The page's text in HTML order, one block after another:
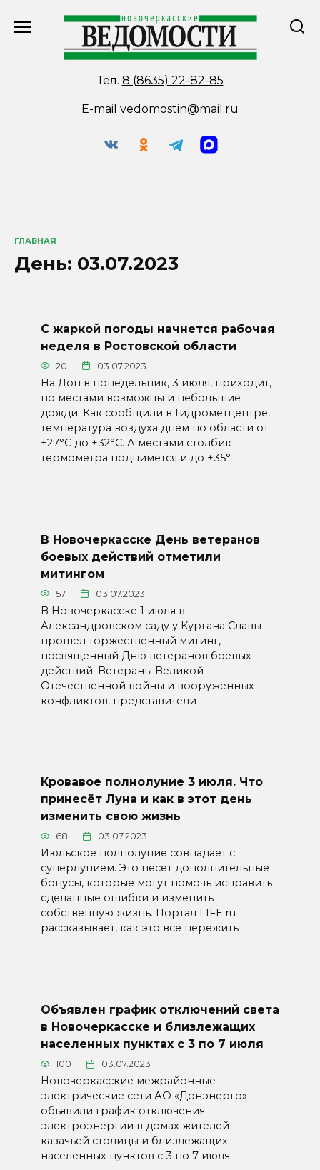
Тел. 8 (8635) 22-82-85
E-mail vedomostin@mail.ru
ГЛАВНАЯ
День: 03.07.2023
С жаркой погоды начнется рабочая
неделя в Ростовской области
20 03.07.2023
На Дон в понедельник, 3 июля, приходит,
но местами возможны и небольшие
дожди. Как сообщили в Гидрометцентре,
температура воздуха днем по области от
+27°C до +32°C. А местами столбик
термометра поднимется и до +35°.
В Новочеркасске День ветеранов
боевых действий отметили
митингом
57 03.07.2023
В Новочеркасске 1 июля в
Александровском саду у Кургана Славы
прошел торжественный митинг,
посвященный Дню ветеранов боевых
действий. Ветераны Великой
Отечественной войны и вооруженных
конфликтов, представители
Кровавое полнолуние 3 июля. Что
принесёт Луна и как в этот день
изменить свою жизнь
68 03.07.2023
Июльское полнолуние совпадает с
суперлунием. Это несёт дополнительные
бонусы, которые могут помочь исправить
сделанные ошибки и изменить
собственную жизнь. Портал LIFE.ru
рассказывает, как это всё пережить
Объявлен график отключений света
в Новочеркасске и близлежащих
населенных пунктах с 3 по 7 июля
100 03.07.2023
Новочеркасские межрайонные
электрические сети АО «Донэнерго»
объявили график отключения
электроэнергии в домах жителей
казачьей столицы и близлежащих
населенных пунктов с 3 по 7 июля.